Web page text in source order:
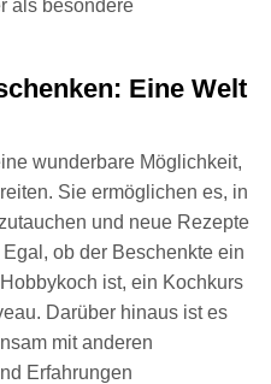
als besondere
Eine Welt
wunderbare Möglichkeit,
Sie ermöglichen es, in
und neue Rezepte
ob der Beschenkte ein
ist, ein Kochkurs
Darüber hinaus ist es
mit anderen
Erfahrungen